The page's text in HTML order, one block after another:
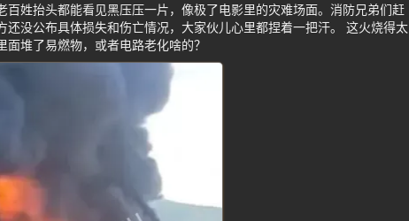
姓抬头都能看见黑压压一片，像极了电影里的灾难场面。消防兄弟们赶
没公布具体损失和伤亡情况，大家伙儿心里都捏着一把汗。 这火烧得太
堆了易燃物，或者电路老化啥的？